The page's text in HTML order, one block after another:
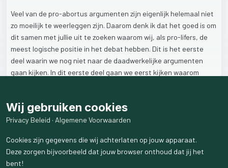
Veel van de pro-abortus argumenten zijn eigenlijk helemaal niet
zo moeilijk te weerleggen zijn. Daarom denk ik dat het goed is om
dit samen met jullie uit te zoeken waarom wij, als pro-lifers, de
meest logische positie in het debat hebben. Dit is het eerste
deel waarin we nog niet naar de daadwerkelijke argumenten
gaan kijken. In dit eerste deel gaan we eerst kijken waarom
logicaen samenhang.
https://odysee.com/@apologeet:3/01-pro-choice-arguments-
s weergaven
Wij gebruiken cookies
Privacy Beleid · Algemene Voorwaarden
Cookies zijn gegevens die wij achterlaten op jouw apparaat.
Deze zorgen bijvoorbeeld dat jouw browser onthoud dat jij het
bent!